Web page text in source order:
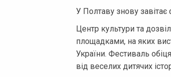
У Полтаву знову завітає
Центр культури та
площадками, на яких
України. Фестиваль
від веселих дитячих